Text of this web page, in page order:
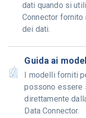
dati quando si
Connector
dei dati.
Guida ai
I modelli forniti
possono essere
direttamente
Data Connector.